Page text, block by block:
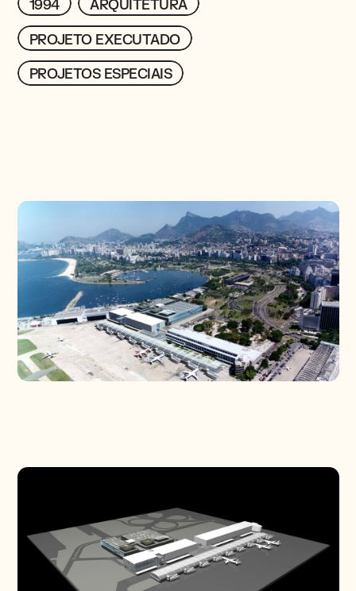
PROJETOS
CONTATO
1994
1994 ARQUITETURA
ARQUITETURA
PROJETO EXECUTADO
PROJETO EXECUTADO
PROJETOS ESPECIAIS
PROJETOS ESPECIAIS